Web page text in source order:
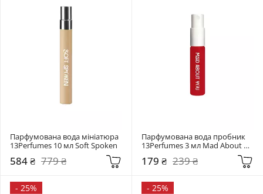
Парфумована вода мініатюра
13Perfumes 10 мл Soft Spoken
584 ₴ 779 ₴
Парфумована вода пробник
13Perfumes 3 мл Mad About
179 ₴ 239 ₴
- 25% - 25%